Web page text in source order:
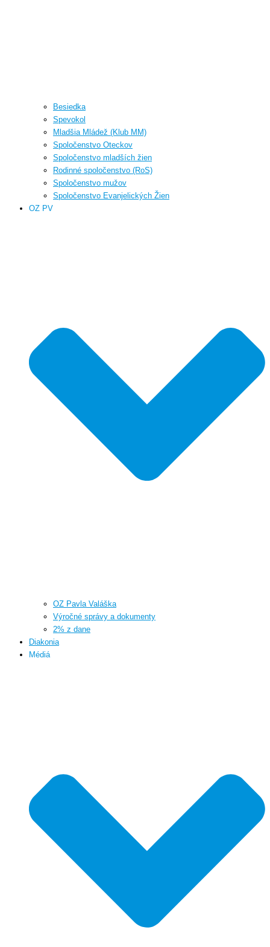
Besiedka
Spevokol
Mladšia Mládež (Klub MM)
Spoločenstvo Oteckov
Spoločenstvo mladších žien
Rodinné spoločenstvo (RoS)
Spoločenstvo mužov
Spoločenstvo Evanjelických Žien
OZ PV
OZ Pavla Valáška
Výročné správy a dokumenty
2% z dane
Diakonia
Médiá